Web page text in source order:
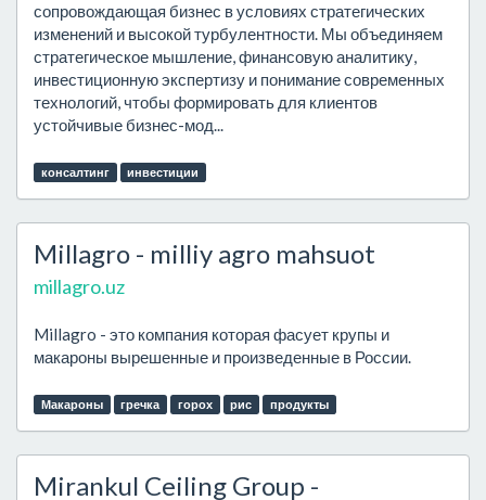
сопровождающая бизнес в условиях стратегических
изменений и высокой турбулентности. Мы объединяем
стратегическое мышление, финансовую аналитику,
инвестиционную экспертизу и понимание современных
технологий, чтобы формировать для клиентов
устойчивые бизнес-мод...
консалтинг инвестиции
Millagro - milliy agro mahsuot
millagro.uz
Millagro - это компания которая фасует крупы и
макароны вырешенные и произведенные в России.
Макароны гречка горох рис продукты
Mirankul Ceiling Group -